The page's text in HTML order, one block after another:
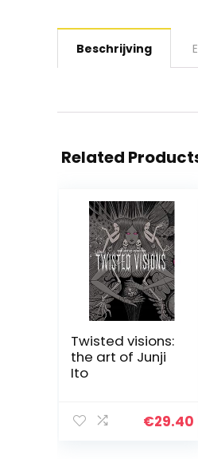
Beschrijving
Related
Twisted visions:
the art of Junji
Ito
€29.40